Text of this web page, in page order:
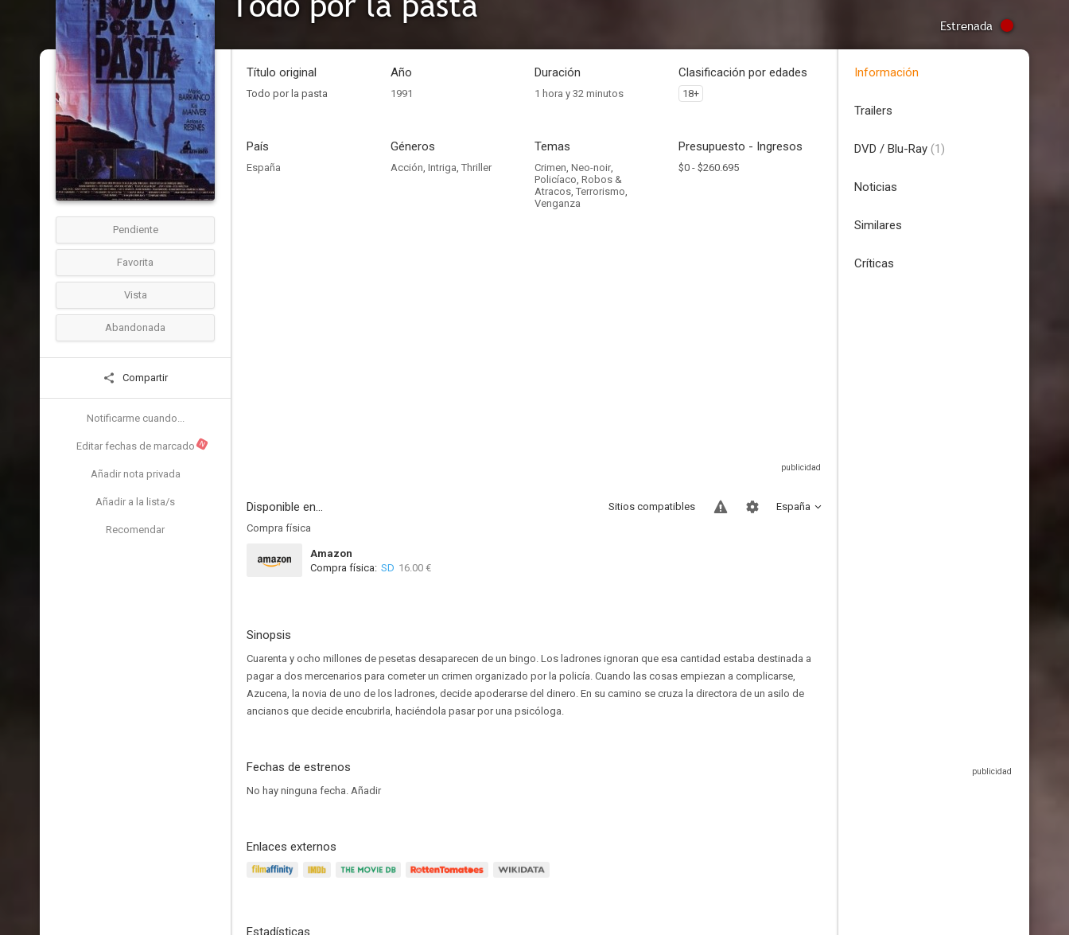
Estrenada
Pendiente
Favorita
Vista
Abandonada
Compartir
Notificarme cuando...
Editar fechas de marcado N
Añadir nota privada
Añadir a la lista/s
Recomendar
Título original
Todo por la pasta
Año
1991
Duración
1 hora y 32 minutos
Clasificación por edades
18+
País
España
Géneros
Acción, Intriga, Thriller
Temas
Crimen, Neo-noir,
Policíaco, Robos &
Atracos, Terrorismo,
Venganza
Presupuesto - Ingresos
$0 - $260.695
Disponible en... España
Sitios compatibles
Compra física
Amazon
Compra física: SD 16.00 €
Sinopsis
Cuarenta y ocho millones de pesetas desaparecen de un bingo. Los ladrones ignoran que esa cantidad estaba destinada a
pagar a dos mercenarios para cometer un crimen organizado por la policía. Cuando las cosas empiezan a complicarse,
Azucena, la novia de uno de los ladrones, decide apoderarse del dinero. En su camino se cruza la directora de un asilo de
ancianos que decide encubrirla, haciéndola pasar por una psicóloga.
Fechas de estrenos
No hay ninguna fecha. Añadir
Enlaces externos
Estadísticas
Información
Trailers
DVD / Blu-Ray (1)
Noticias
Similares
Críticas